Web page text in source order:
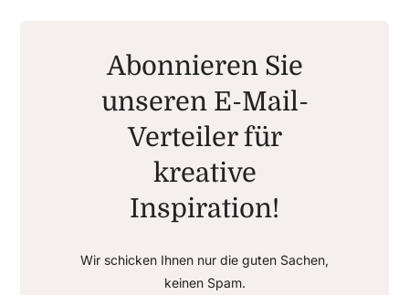
Abonnieren Sie
unseren E-Mail-
Verteiler für
kreative
Inspiration!
Wir schicken Ihnen nur die guten Sachen,
keinen Spam.